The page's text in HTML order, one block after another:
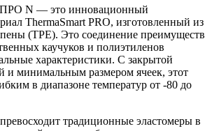
ПРО N — это инновационный
ThermaSmart PRO, изготовленный из
(TPE). Это соединение преимуществ
каучуков и полиэтиленов
характеристики. С закрытой
и минимальным размером ячеек, этот
в диапазоне температур от -80 до
традиционные эластомеры в